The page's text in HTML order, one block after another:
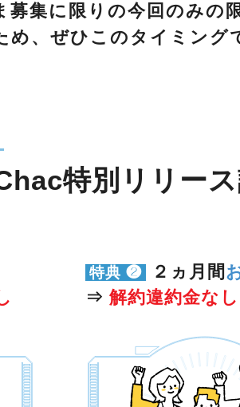
募集に限りの今回のみの
め、ぜひこのタイミング
特別リリー
特典 ❷ ２ヵ月間
⇒ 解約違約金なし